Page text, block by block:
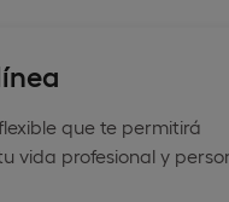
que te permitirá
vida profesional y